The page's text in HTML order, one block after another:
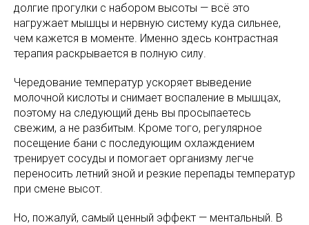
долгие прогулки с набором высоты — всё это
нагружает мышцы и нервную систему куда сильнее,
чем кажется в моменте. Именно здесь контрастная
терапия раскрывается в полную силу.
Чередование температур ускоряет выведение
молочной кислоты и снимает воспаление в мышцах,
поэтому на следующий день вы просыпаетесь
свежим, а не разбитым. Кроме того, регулярное
посещение бани с последующим охлаждением
тренирует сосуды и помогает организму легче
переносить летний зной и резкие перепады температур
при смене высот.
Но, пожалуй, самый ценный эффект — ментальный. В